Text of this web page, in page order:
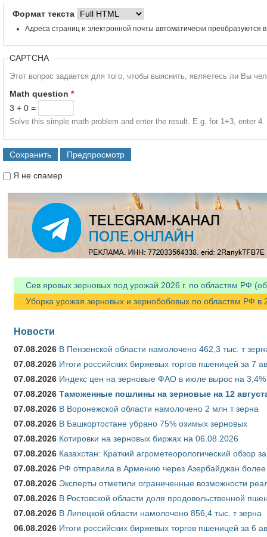
Формат текста
Адреса страниц и электронной почты автоматически преобразуются
CAPTCHA
Этот вопрос задается для того, чтобы выяснить, являетесь ли Вы
Math question *
3 + 0 =
Solve this simple math problem and enter the result. E.g. for 1+3, enter 4.
Я не спамер
Сев яровых зерновых под урожай 2026 г. по областям РФ
Уборка урожая зерновых и зернобобовых по областям РФ в
Новости
07.08.2026 В Пензенской области намолочено 462,3 тыс. т
07.08.2026 Итоги российских биржевых торгов пшеницей за 7
07.08.2026 Индекс цен на зерновые ФАО в июле вырос на 3,4%
07.08.2026 Таможенные пошлины на зерновые на 12
07.08.2026 В Воронежской области намолочено 2 млн т зерна
07.08.2026 В Башкортостане убрано 75% озимых зерновых
07.08.2026 Котировки на зерновых биржах на 06.08.2026
07.08.2026 Казахстан: Краткий агрометеорологический обзор
07.08.2026 РФ отправила в Армению через Азербайджан более
07.08.2026 Эксперты отметили ограниченные возможности
07.08.2026 В Ростовской области доля продовольственной
07.08.2026 В Липецкой области намолочено 856,4 тыс. т зерна
06.08.2026 Итоги российских биржевых торгов пшеницей за 6